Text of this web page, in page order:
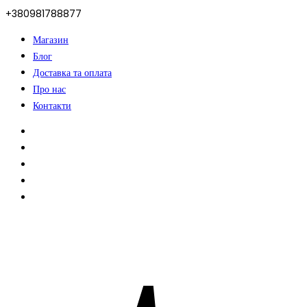
+380981788877
Магазин
Блог
Доставка та оплата
Про нас
Контакти